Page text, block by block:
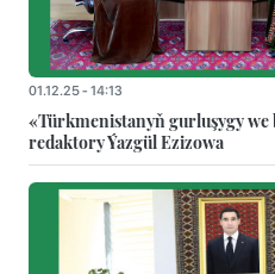
01.12.25 - 14:13
«Türkmenistanyň gurluşygy
redaktory Ýazgül Ezizowa